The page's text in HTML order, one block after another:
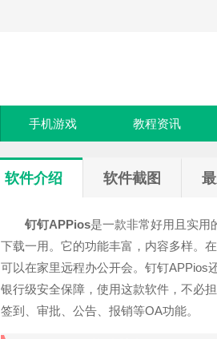
手机游戏 教程资讯
软件介绍 软件截图
钉钉APPios是一款非常好用且实用
下载一用。它的功能丰富，内容多样。
可以在家里远程办公开会。钉钉APPios
银行级安全保障，使用这款软件，不必
签到、审批、公告、报销等OA功能。